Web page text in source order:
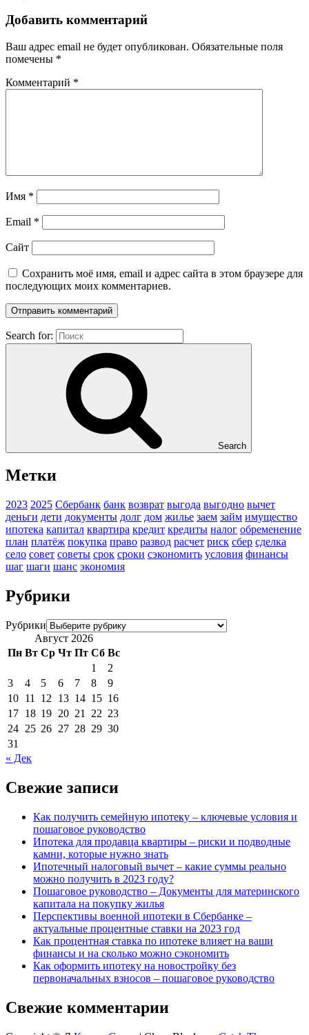
Добавить комментарий
Ваш адрес email не будет опубликован. Обязательные поля
помечены *
Комментарий *
Имя *
Email *
Сайт
Сохранить моё имя, email и адрес сайта в этом браузере для
последующих моих комментариев.
Search for:
Search
Метки
2023 2025 Сбербанк банк возврат выгода выгодно вычет
деньги дети документы долг дом жилье заем займ имущество
ипотека капитал квартира кредит кредиты налог обременение
план платёж покупка право развод расчет риск сбер сделка
село совет советы срок сроки сэкономить условия финансы
шаг шаги шанс экономия
Рубрики
Рубрики
Август 2026
Пн Вт Ср Чт Пт Сб Вс
1
2
3
4 5 6 7 8
9
10 11 12 13 14 15 16
17 18 19 20 21 22 23
24 25 26 27 28 29 30
31
« Дек
Свежие записи
Как получить семейную ипотеку – ключевые условия и
пошаговое руководство
Ипотека для продавца квартиры – риски и подводные
камни, которые нужно знать
Ипотечный налоговый вычет – какие суммы реально
можно получить в 2023 году?
Пошаговое руководство – Документы для материнского
капитала на покупку жилья
Перспективы военной ипотеки в Сбербанке –
актуальные процентные ставки на 2023 год
Как процентная ставка по ипотеке влияет на ваши
финансы и на сколько можно сэкономить
Как оформить ипотеку на новостройку без
первоначальных взносов – пошаговое руководство
Свежие комментарии